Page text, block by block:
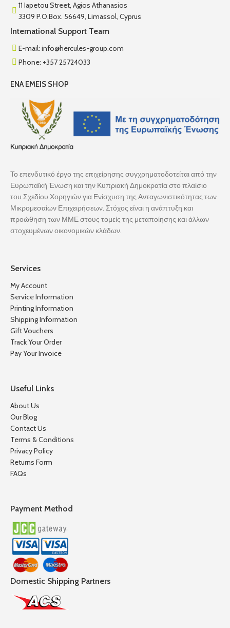
11 Iapetou Street, Agios Athanasios
3309 P.O.Box. 56649, Limassol, Cyprus
International Support Team
E-mail: info@hercules-group.com
Phone: +357 25724033
ENA EMEIS SHOP
Το επενδυτικό έργο της επιχείρησης συγχρηματοδοτείται από την
Ευρωπαϊκή Ένωση και την Κυπριακή Δημοκρατία στο πλαίσιο
του Σχεδίου Χορηγιών για Ενίσχυση της Ανταγωνιστικότητας των
Μικρομεσαίων Επιχειρήσεων. Στόχος είναι η ανάπτυξη και
προώθηση των ΜΜΕ στους τομείς της μεταποίησης και άλλων
στοχευμένων οικονομικών κλάδων.
Services
My Account
Service Information
Printing Information
Shipping Information
Gift Vouchers
Track Your Order
Pay Your Invoice
Useful Links
About Us
Our Blog
Contact Us
Terms & Conditions
Privacy Policy
Returns Form
FAQs
Payment Method
Domestic Shipping Partners